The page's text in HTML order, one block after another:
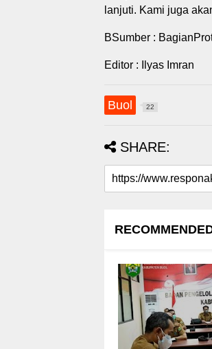
lanjuti. Kami juga
BSumber :
Editor : Ilyas Imran
Buol 22
SHARE: